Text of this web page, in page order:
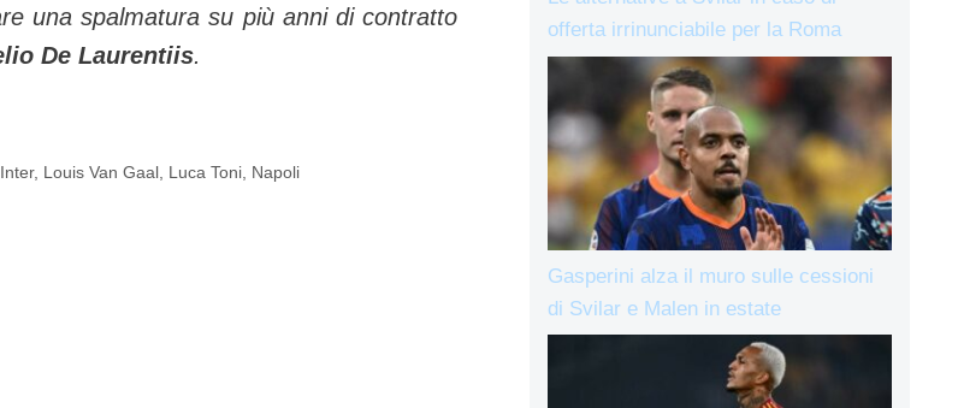
una spalmatura su più anni di contratto
De Laurentiis.
Inter, Louis Van Gaal, Luca Toni, Napoli
offerta irrinunciabile per la Roma
Gasperini alza il muro sulle cessioni
di Svilar e Malen in estate